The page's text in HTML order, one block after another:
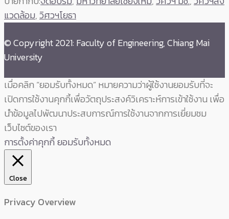
แวดล้อม,วิศวฯโยธา
© Copyright 2021: Faculty of Engineering, Chiang Mai
University
เมื่อคลิก “ยอมรับทั้งหมด” หมายความว่าผู้ใช้งานยอมรับที่จะ
เปิดการใช้งานคุกกี้เพื่อวัตถุประสงค์วิเคราะห์การเข้าใช้งาน เพื่อ
นำข้อมูลไปพัฒนาประสบการณ์การใช้งานจากการเยี่ยมชม
เว็บไซต์ของเรา
การตั้งค่าคุกกี้ยอมรับทั้งหมด
Close
Privacy Overview